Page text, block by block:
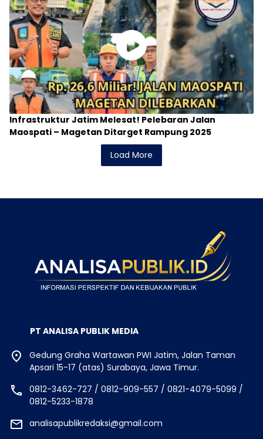
Infrastruktur Jatim Melesat! Pelebaran Jalan
Maospati – Magetan Ditarget Rampung 2025
Load More
PT ANALISA PUBLIK MEDIA
Gedung Graha Wartawan PWI Jatim, Jalan Taman
Apsari 15-17 (atas) Surabaya, Jawa Timur.
0812-3462-727 / 0812-909-557 / 0821-4079-5099 /
0812-5233-1878
analisapublikredaksi@gmail.com